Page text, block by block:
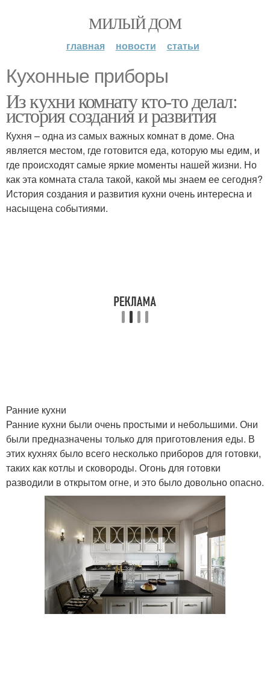
МИЛЫЙ ДОМ
главная новости статьи
Кухонные приборы
Из кухни комнату кто-то делал:
история создания и развития
Кухня – одна из самых важных комнат в доме. Она
является местом, где готовится еда, которую мы едим, и
где происходят самые яркие моменты нашей жизни. Но
как эта комната стала такой, какой мы знаем ее сегодня?
История создания и развития кухни очень интересна и
насыщена событиями.
Ранние кухни
Ранние кухни были очень простыми и небольшими. Они
были предназначены только для приготовления еды. В
этих кухнях было всего несколько приборов для готовки,
таких как котлы и сковороды. Огонь для готовки
разводили в открытом огне, и это было довольно опасно.